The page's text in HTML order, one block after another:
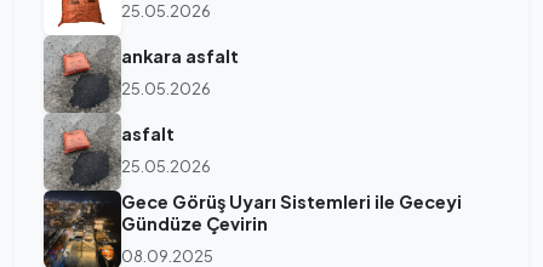
25.05.2026
ankara asfalt
25.05.2026
asfalt
25.05.2026
Gece Görüş Uyarı Sistemleri ile Geceyi
Gündüze Çevirin
08.09.2025